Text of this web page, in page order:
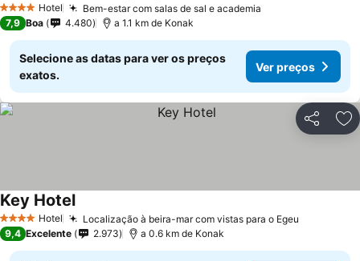
4 EstrelasHotel Bem-estar com salas de sal e academia
7,9 Boa 4.480 a 1.1 km de Konak
Selecione as datas para ver os preços
exatos.
Ver preços
Partilhar
4 EstrelasHotel Localização à beira-mar com vistas para o Egeu
Key Hotel
9,4 Excelente 2.973 a 0.6 km de Konak